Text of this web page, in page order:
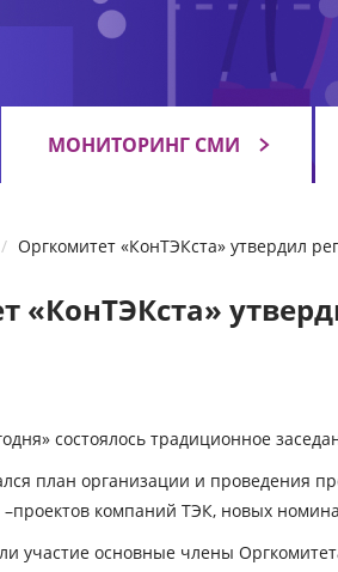
МОНИТОРИНГ СМИ
Оргкомитет «КонТЭКста» утвердил
«КонТЭКста»
состоялось традиционное
план организации и проведения
–проектов компаний ТЭК, новых
участие основные члены